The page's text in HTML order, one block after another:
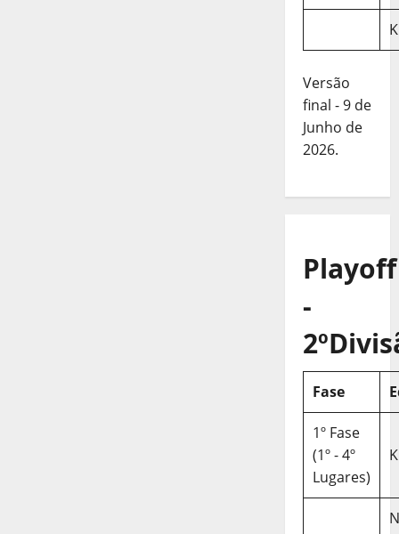
Versão
final - 9 de
Junho de
2026.
Playoff
-
Fase
1º Fase
(1º - 4º
Lugares)